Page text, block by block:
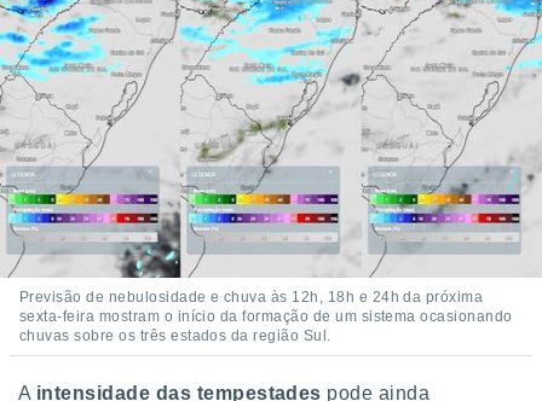
Pode
de
ao
através
nós e
únicos
para
Previsão de nebulosidade e chuva às 12h, 18h e 24h da próxima
sexta-feira mostram o início da formação de um sistema ocasionando
chuvas sobre os três estados da região Sul.
A intensidade das tempestades pode ainda